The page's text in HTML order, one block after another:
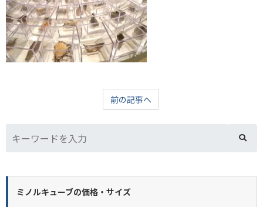
前の記事へ
ミノルキューブの価格・サイズ